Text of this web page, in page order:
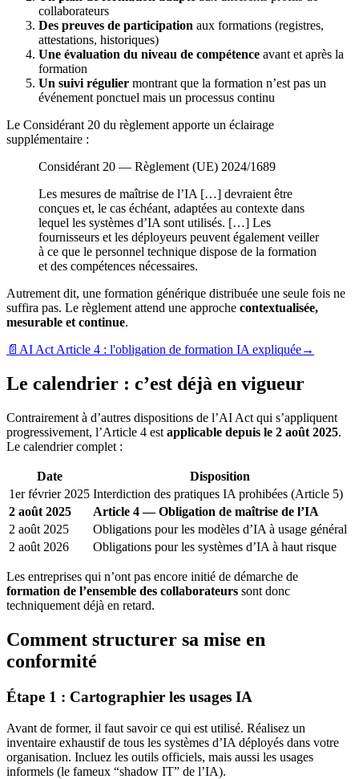
collaborateurs
Des preuves de participation aux formations (registres,
attestations, historiques)
Une évaluation du niveau de compétence avant et après la
formation
Un suivi régulier montrant que la formation n’est pas un
événement ponctuel mais un processus continu
Le Considérant 20 du règlement apporte un éclairage
supplémentaire :
Considérant 20 — Règlement (UE) 2024/1689
Les mesures de maîtrise de l’IA […] devraient être
conçues et, le cas échéant, adaptées au contexte dans
lequel les systèmes d’IA sont utilisés. […] Les
fournisseurs et les déployeurs peuvent également veiller
à ce que le personnel technique dispose de la formation
et des compétences nécessaires.
Autrement dit, une formation générique distribuée une seule fois ne
suffira pas. Le règlement attend une approche contextualisée,
mesurable et continue.
📄 AI Act Article 4 : l'obligation de formation IA expliquée→
Le calendrier : c’est déjà en vigueur
Contrairement à d’autres dispositions de l’AI Act qui s’appliquent
progressivement, l’Article 4 est applicable depuis le 2 août 2025.
Le calendrier complet :
Date
Disposition
1er février 2025 Interdiction des pratiques IA prohibées (Article 5)
2 août 2025
Article 4 — Obligation de maîtrise de l’IA
2 août 2025
Obligations pour les modèles d’IA à usage général
2 août 2026
Obligations pour les systèmes d’IA à haut risque
Les entreprises qui n’ont pas encore initié de démarche de
formation de l’ensemble des collaborateurs sont donc
techniquement déjà en retard.
Comment structurer sa mise en
conformité
Étape 1 : Cartographier les usages IA
Avant de former, il faut savoir ce qui est utilisé. Réalisez un
inventaire exhaustif de tous les systèmes d’IA déployés dans votre
organisation. Incluez les outils officiels, mais aussi les usages
informels (le fameux “shadow IT” de l’IA).